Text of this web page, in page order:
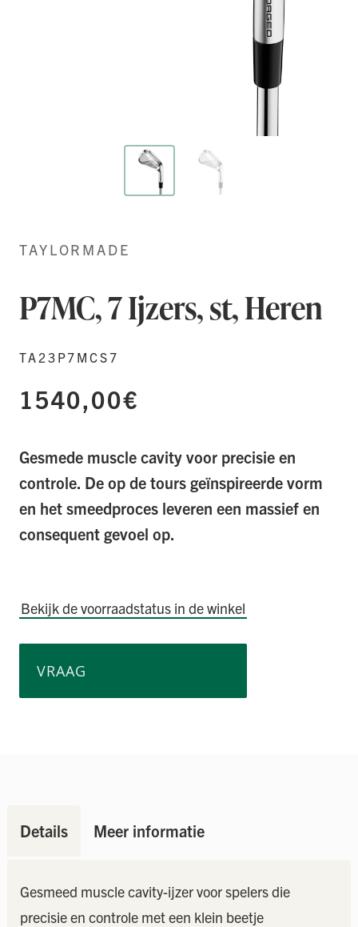
P7MC, 7 Ijzers, st, Heren
TAYLORMADE
TA23P7MCS7
1540,00€
Gesmede muscle cavity voor precisie en
controle. De op de tours geïnspireerde vorm
en het smeedproces leveren een massief en
consequent gevoel op.
Bekijk de voorraadstatus in de winkel
VRAAG
het
begin
de
afbeeldingen-
Details Meer informatie
Gesmeed muscle cavity-ijzer voor spelers die
precisie en controle met een klein beetje